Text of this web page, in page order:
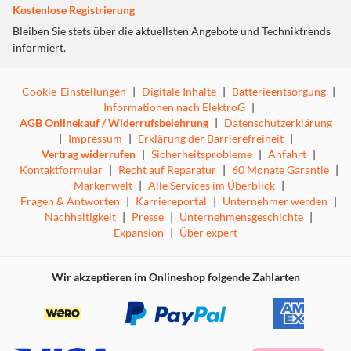
Wanna Dance With Somebody“ von Whitney Houston!
BRANDNEUE TRACKLIST, UNIVERSEN UND
Universen aus einem breiten Mix an Genres und
verschiedenen Zeiten. Von Latin, Rock, Hip-Hop bis hin zu
K-Pop findest du in dieser Edition jede Musik, die dir
TRAINIERE IM NEUEN WORKOUT-MODUS
Du möchtest Sport machen und dabei Spaß haben? Starte
mit dem Workout-Modus deine eigene Trainingseinheit
und lass dich von deinen verbrannten Kalorien und der
getanzten Zeit motivieren. Nutze den Workout-Modus, um
absolvieren.
ERKLIMME DIE BESTENLISTE IM NEUEN
HERAUSFORDERUNGSMODUS
Kostenlose Registrierung
Bleiben Sie stets über die aktuellsten Angebote und Techniktrends
informiert.
Cookie-Einstellungen | Digitale Inhalte | Batterieentsorgung |
Informationen nach ElektroG |
AGB Onlinekauf / Widerrufsbelehrung | Datenschutzerklärung
| Impressum | Erklärung der Barrierefreiheit |
Vertrag widerrufen | Sicherheitsprobleme | Anfahrt |
Kontaktformular | Recht auf Reparatur | 60 Monate Garantie |
Markenwelt | Alle Services im Überblick |
Fragen & Antworten | Karriereportal | Unternehmer werden |
Nachhaltigkeit | Presse | Unternehmensgeschichte |
Expansion | Über expert
Wir akzeptieren im Onlineshop folgende Zahlarten